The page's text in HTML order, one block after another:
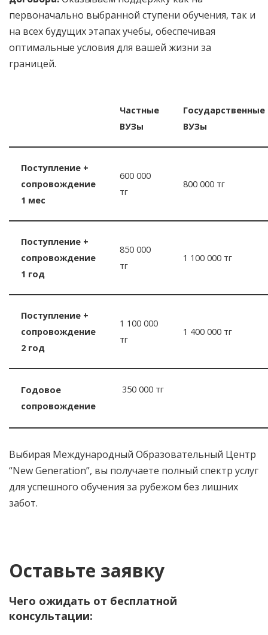
первоначально выбранной ступени обучения, так и
на всех будущих этапах учебы, обеспечивая
оптимальные условия для вашей жизни за
границей.
Частные
ВУЗы
Государственные
ВУЗы
Поступление +
сопровождение
1 мес
600 000
тг
800 000 тг
Поступление +
сопровождение
1 год
850 000
тг
1 100 000 тг
Поступление +
сопровождение
2 год
1 100 000
тг
1 400 000 тг
Годовое
сопровождение
350 000 тг
Выбирая Международный Образовательный Центр
“New Generation”, вы получаете полный спектр услуг
для успешного обучения за рубежом без лишних
забот.
Оставьте заявку
Чего ожидать от бесплатной
консультации: